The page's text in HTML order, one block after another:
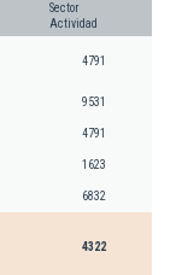
Sector
Actividad
4791
9531
4791
1623
6832
4322